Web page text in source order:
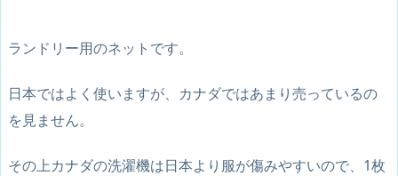
ランドリー用のネットです。
日本ではよく使いますが、カナダではあまり売っているの
を見ません。
その上カナダの洗濯機は日本より服が傷みやすいので、1枚